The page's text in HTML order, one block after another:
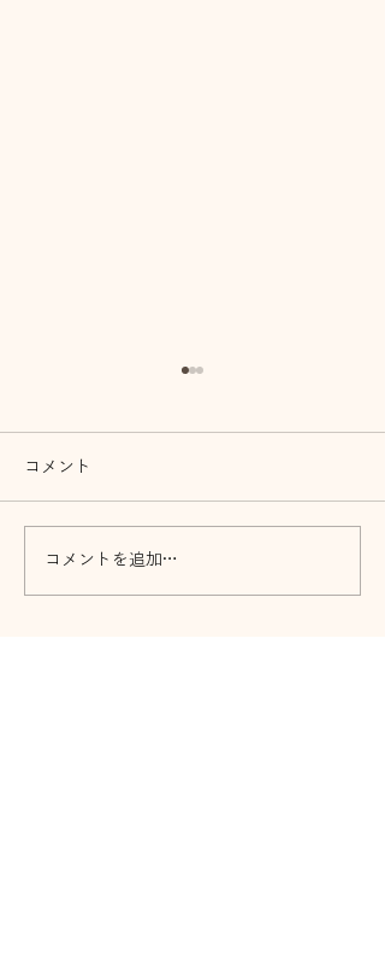
音祭開催 ガーデン前橋
コメント
コメントを追加…